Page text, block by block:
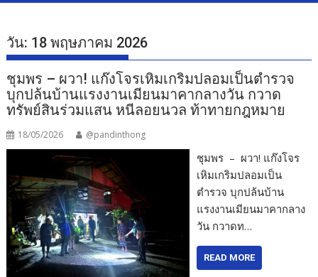
วัน: 18 พฤษภาคม 2026
ชุมพร – ผวา! แก๊งโจรเหิมเกริมปลอมเป็นตำรวจ
บุกปล้นบ้านแรงงานเมียนมาคากลางวัน กวาด
ทรัพย์สินร่วมแสน หนีลอยนวล ท้าทายกฎหมาย
18/05/2026 @pandinthong
ชุมพร – ผวา! แก๊งโจร
เหิมเกริมปลอมเป็น
ตำรวจ บุกปล้นบ้าน
แรงงานเมียนมาคากลาง
วัน กวาดท…
READ MORE